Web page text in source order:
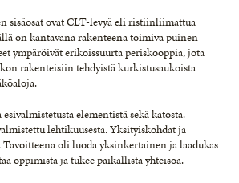
sisäosat ovat CLT-levyä eli ristiinliimattua
on kantavana rakenteena toimiva puinen
ympäröivät erikoissuurta periskooppia, jota
rakenteisiin tehdyistä kurkistusaukoista
elementistä sekä katosta.
lehtikuusesta. Yksityiskohdat ja
Tavoitteena oli luoda yksinkertainen ja laadukas
oppimista ja tukee paikallista yhteisöä.